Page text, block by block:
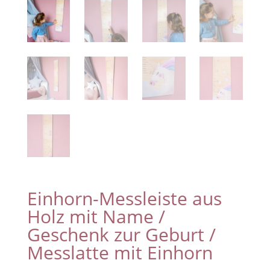
Einhorn-Messleiste aus
Holz mit Name /
Geschenk zur Geburt /
Messlatte mit Einhorn